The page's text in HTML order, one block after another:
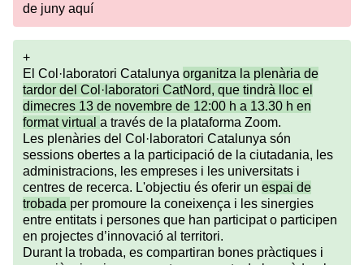
de juny aquí
+
El Col·laboratori Catalunya organitza la plenària de
tardor del Col·laboratori CatNord, que tindrà lloc el
dimecres 13 de novembre de 12:00 h a 13.30 h en
format virtual a través de la plataforma Zoom.
Les plenàries del Col·laboratori Catalunya són
sessions obertes a la participació de la ciutadania, les
administracions, les empreses i les universitats i
centres de recerca. L'objectiu és oferir un espai de
trobada per promoure la coneixença i les sinergies
entre entitats i persones que han participat o participen
en projectes d’innovació al territori.
Durant la trobada, es compartiran bones pràctiques i